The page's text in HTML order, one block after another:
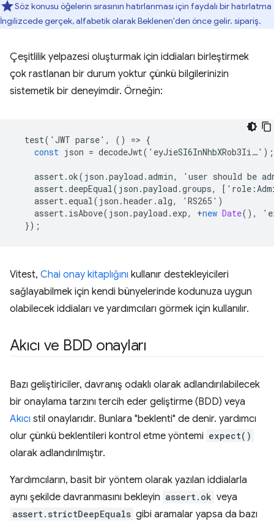
Söz konusu öğelerin sırasının hatırlanması için faydalı bir hatırlatma
İngilizcede gerçek, alfabetik olarak Beklenen'den önce gelir. sipariş.
Çeşitlilik yelpazesi oluşturmak için iddiaları birleştirmek
çok rastlanan bir durum yoktur çünkü bilgilerinizin
sistemetik bir deneyimdir. Örneğin:
test( ' JWT parse' , () => {
const json = decodeJwt( ' eyJieSI6InNhbXRob3Ii…' );
assert.ok( json .payload .admin, ' user should be
assert.deepEqual( json .payload .groups, [ ' role :
assert. equal( json .header .alg, ' RS265 ' )
assert. isAbove( json .payload . exp, +new Date(), '
});
Vitest, Chai onay kitaplığını kullanır destekleyicileri
sağlayabilmek için kendi bünyelerinde kodunuza uygun
olabilecek iddiaları ve yardımcıları görmek için kullanılır.
Akıcı ve BDD onayları
Bazı geliştiriciler, davranış odaklı olarak adlandırılabilecek
bir onaylama tarzını tercih eder geliştirme (BDD) veya
Akıcı stil onaylarıdır. Bunlara "beklenti" de denir. yardımcı
olur çünkü beklentileri kontrol etme yöntemi expect()
olarak adlandırılmıştır.
Yardımcıların, basit bir yöntem olarak yazılan iddialarla
aynı şekilde davranmasını bekleyin assert.ok veya
assert.strictDeepEquals gibi aramalar yapsa da bazı